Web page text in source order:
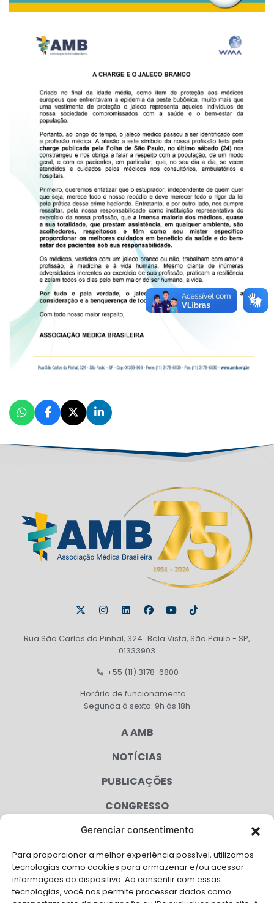
Gerenciar consentimento
Para proporcionar a melhor experiência possível, utilizamos
tecnologias como cookies para armazenar e/ou acessar
informações do dispositivo. Ao consentir com essas
tecnologias, você nos permite processar dados como
Rua São Carlos do Pinhal, 324 Bela Vista, São Paulo - SP,
01333903
+55 (11) 3178-6800
Horário de funcionamento:
Segunda à sexta: 9h às 18h
A AMB
NOTÍCIAS
PUBLICAÇÕES
CONGRESSO
AGENDA
CAMPANHAS
SERVIÇOS